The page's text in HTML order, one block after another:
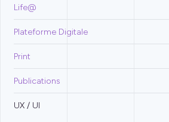
Life@
Plateforme Digitale
Print
Publications
UX / UI